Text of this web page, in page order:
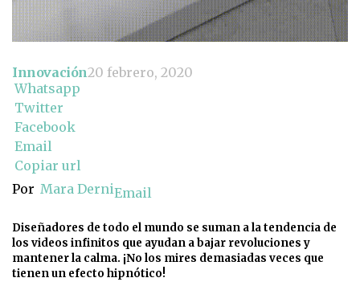
Innovación20 febrero, 2020
Whatsapp
Twitter
Facebook
Email
Copiar url
Por Mara DerniEmail
Diseñadores de todo el mundo se suman a la tendencia de
los videos infinitos que ayudan a bajar revoluciones y
mantener la calma. ¡No los mires demasiadas veces que
tienen un efecto hipnótico!